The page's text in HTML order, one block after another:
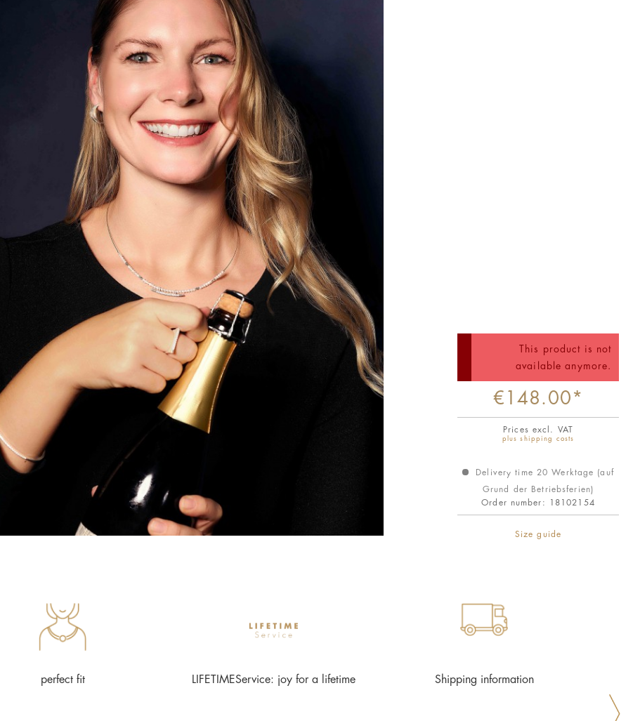
This product is not
available anymore.
€148.00*
Prices excl. VAT
plus shipping costs
Delivery time 20 Werktage (auf
Grund der Betriebsferien)
Order number:
18102154
Size guide
perfect fit LIFETIMEService: joy for a lifetime Shipping information